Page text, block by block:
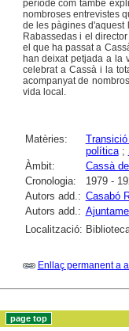
període com també
nombroses entrevistes
de les pàgines d'aquest
Rabassedas i el
el que ha passat a
han deixat petjada a la
celebrat a Cassà i la
acompanyat de
vida local.
Matèries:
política;
Àmbit:
Cassà
Cronologia:
1979 -
Autors add.: Casabó
Autors add.:
Localització:
Enllaç permanent a